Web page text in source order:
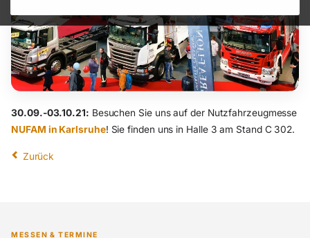
30.09.-03.10.21: Besuchen Sie uns auf der Nutzfahrzeugmesse
NUFAM in Karlsruhe! Sie finden uns in Halle 3 am Stand C 302.
Zurück
MESSEN & TERMINE